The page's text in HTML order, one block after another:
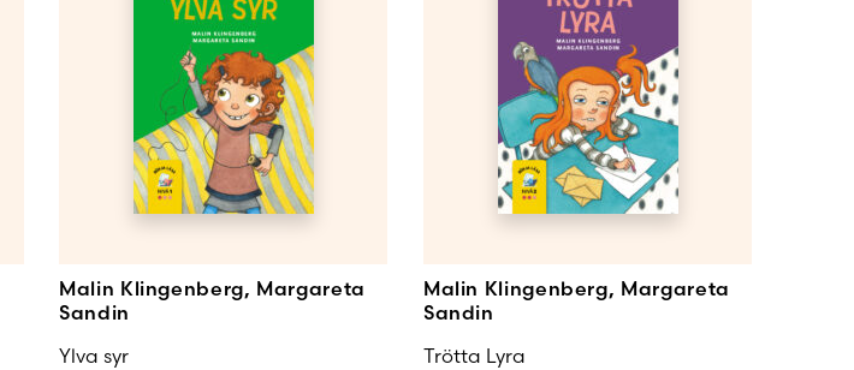
Malin Klingenberg, Margareta
Sandin
Ylva syr
Malin Klingenberg, Margareta
Sandin
Trötta Lyra